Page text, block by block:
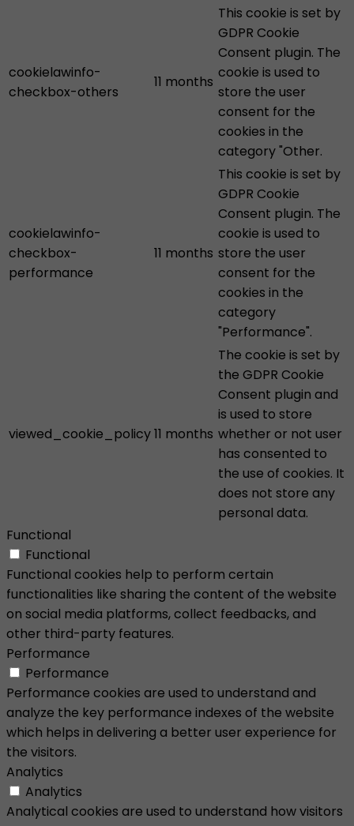
cookielawinfo-
checkbox-others
11 months
This cookie is set by
GDPR Cookie
Consent plugin. The
cookie is used to
store the user
consent for the
cookies in the
category "Other.
cookielawinfo-
checkbox-
performance
11 months
This cookie is set by
GDPR Cookie
Consent plugin. The
cookie is used to
store the user
consent for the
cookies in the
category
"Performance".
viewed_cookie_policy11 months
The cookie is set by
the GDPR Cookie
Consent plugin and
is used to store
whether or not user
has consented to
the use of cookies. It
does not store any
personal data.
Functional
Functional
Functional cookies help to perform certain
functionalities like sharing the content of the website
on social media platforms, collect feedbacks, and
other third-party features.
Performance
Performance
Performance cookies are used to understand and
analyze the key performance indexes of the website
which helps in delivering a better user experience for
the visitors.
Analytics
Analytics
Analytical cookies are used to understand how visitors